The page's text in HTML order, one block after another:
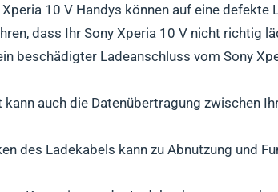
10 V Handys können auf eine defekte
dass Ihr Sony Xperia 10 V nicht richtig
beschädigter Ladeanschluss vom Sony
auch die Datenübertragung zwischen
des Ladekabels kann zu Abnutzung und